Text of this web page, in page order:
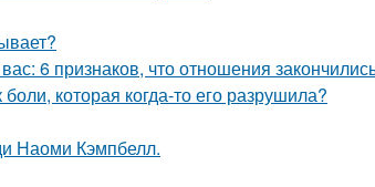
6 признаков, что отношения
которая когда-то его разрушила?
Наоми Кэмпбелл.